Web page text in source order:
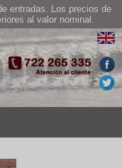
entradas. Los precios de
al valor nominal.